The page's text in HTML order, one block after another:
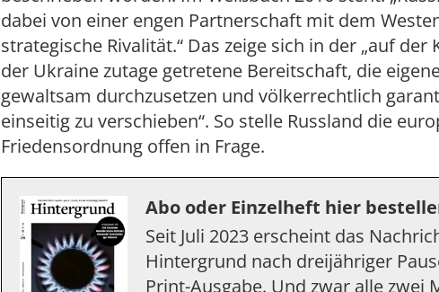
dabei von einer engen Partnerschaft mit dem
strategische Rivalität.“ Das zeige sich in der „auf
der Ukraine zutage getretene Bereitschaft, die
gewaltsam durchzusetzen und völkerrechtlich
einseitig zu verschieben“. So stelle Russland die
Friedensordnung offen in Frage.
Abo oder Einzelheft hier
Seit Juli 2023 erscheint das
Hintergrund nach dreijähriger
Print-Ausgabe. Und zwar alle zwei